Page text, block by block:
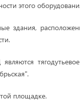
этого
здания,
площадке.